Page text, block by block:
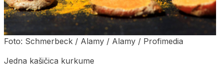
Foto: Schmerbeck / Alamy / Alamy / Profimedia
Jedna kašičica kurkume